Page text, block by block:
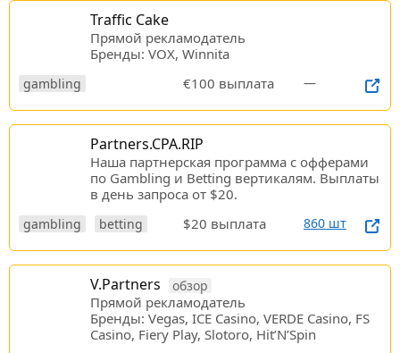
Traffic Cake
Прямой рекламодатель
Бренды: VOX, Winnita
gambling €100 выплата —
Partners.CPA.RIP
Наша партнерская программа c офферами
по Gambling и Betting вертикалям. Выплаты
в день запроса от $20.
gambling betting $20 выплата 860 шт
V.Partners обзор
Прямой рекламодатель
Бренды: Vegas, ICE Casino, VERDE Casino, FS
Casino, Fiery Play, Slotoro, Hit’N’Spin